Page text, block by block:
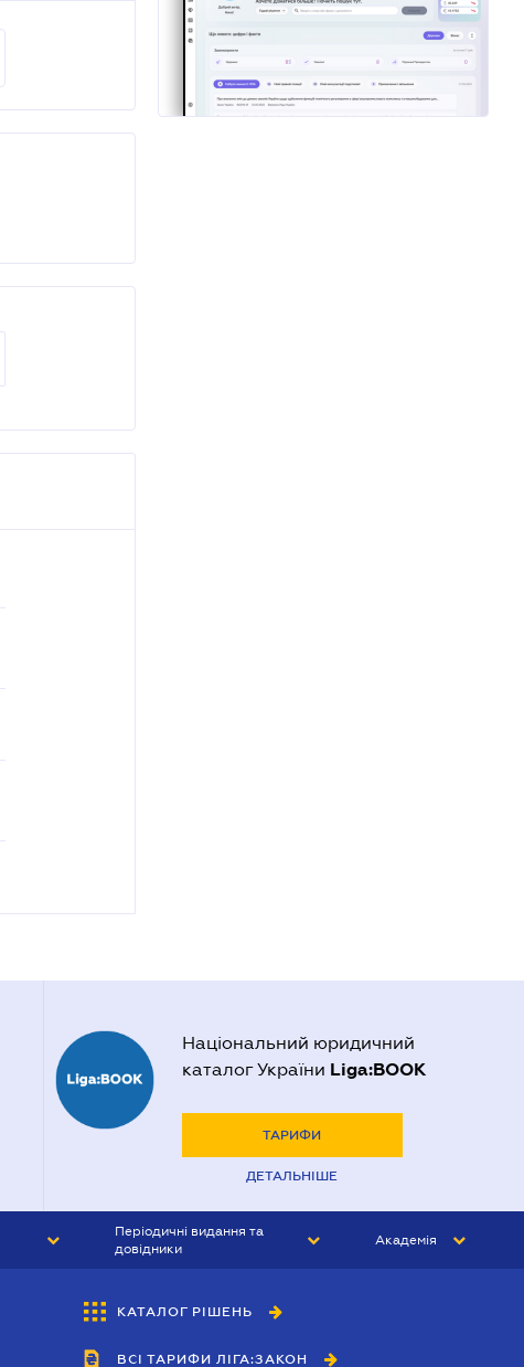
Національний юридичний
каталог України Liga:BOOK
ТАРИФИ
ДЕТАЛЬНІШЕ
Періодичні видання та
довідники
БУХГАЛТЕР&ЗАКОН
ВІСНИК МСФЗ
Академія
КАТАЛОГ РІШЕНЬ
ВСІ ТАРИФИ ЛІГА:ЗАКОН